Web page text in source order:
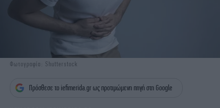
TRAVEL
PODCAST
iBOOKS
ΖΩΔΙΑ
Φωτογραφία: Shutterstock
Πρόσθεσε το iefimerida.gr ως προτιμώμενη πηγή στη Google